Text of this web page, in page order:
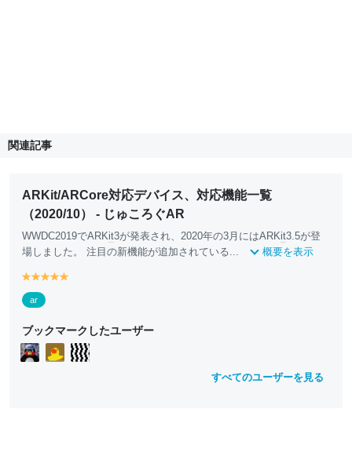
関連記事
ARKit/ARCore対応デバイス、対応機能一覧
（2020/10） - じゅころぐAR
WWDC2019でARKit3が発表され、2020年の3月にはARKit3.5が登
場しました。 注目の新機能が追加されている...
概要を表示
y
e
ll
w
y
e
ll
o
w
y
e
ll
w
y
ww
ar
ブックマークしたユーザー
すべてのユーザーを見る